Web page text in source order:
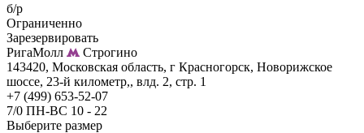
б/р
Ограниченно
Зарезервировать
РигаМолл
Строгино
143420, Московская область, г Красногорск, Новорижское
шоссе, 23-й километр,, влд. 2, стр. 1
+7 (499) 653-52-07
7/0 ПН-ВС 10 - 22
Выберите размер